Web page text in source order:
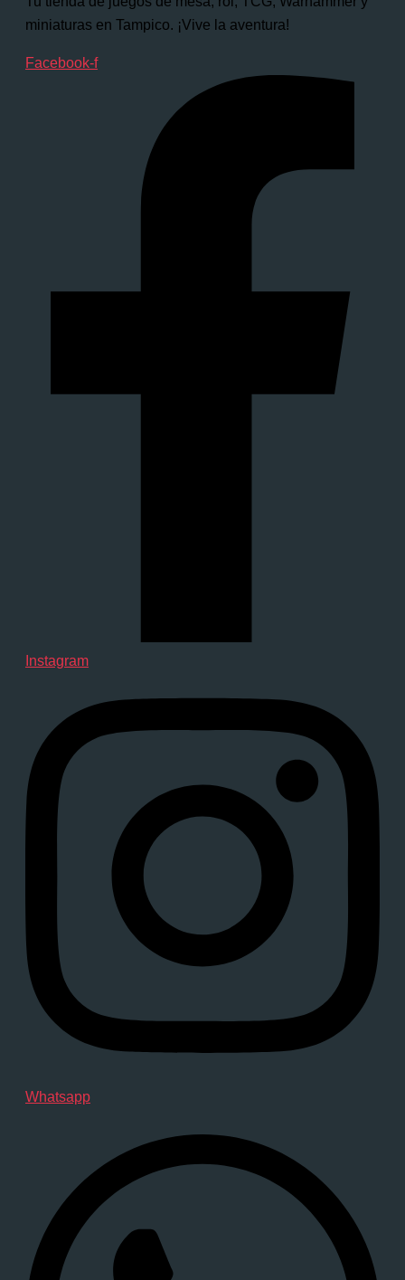
miniaturas en Tampico. ¡Vive la aventura!
Facebook-f
Instagram
Whatsapp